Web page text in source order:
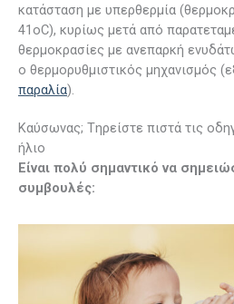
κατάσταση με υπερθερμία
41οC), κυρίως μετά από
θερμοκρασίες με ανεπαρκή
ο θερμορυθμιστικός μηχανισμός
παραλία).
Καύσωνας; Tηρείστε πιστά τις
ήλιο
Είναι πολύ σημαντικό να
συμβουλές: